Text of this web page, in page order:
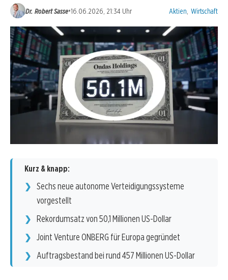
Dr. Robert Sasse•16.06.2026, 21:34 Uhr Kategorien:
Aktien Wirtschaft
Kurz & knapp:
Sechs neue autonome Verteidigungssysteme
vorgestellt
Rekordumsatz von 50,1 Millionen US-Dollar
Joint Venture ONBERG für Europa gegründet
Auftragsbestand bei rund 457 Millionen US-Dollar